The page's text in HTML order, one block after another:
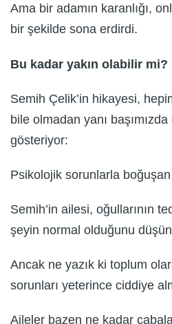
Ama bir adamın karanlığı,
bir şekilde sona erdirdi.
Bu kadar yakın olabilir mi?
Semih Çelik’in hikayesi,
bile olmadan yanı
gösteriyor:
Psikolojik sorunlarla
Semih’in ailesi, oğullarının
şeyin normal olduğunu
Ancak ne yazık ki toplum
sorunları yeterince ciddiye
Aileler bazen ne kadar